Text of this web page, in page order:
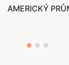
AMERICKÝ